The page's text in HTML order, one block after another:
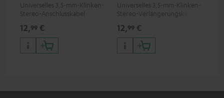
Universelles 3,5-mm-Klinken-
Stereo-Anschlusskabel
12,99 €
Universelles 3,5-mm-Klinken-
Stereo-Verlängerungskabel
12,99 €